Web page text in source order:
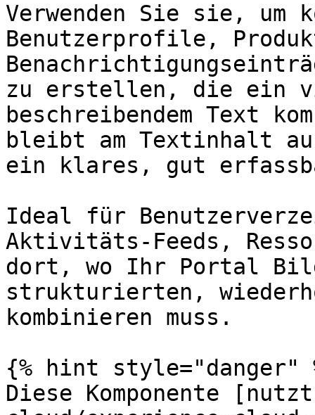
Verwenden Sie sie, um
Benutzerprofile,
zu erstellen, die ein
beschreibendem Text
bleibt am Textinhalt
ein klares, gut
Ideal für
Aktivitäts-Feeds,
dort, wo Ihr Portal
strukturierten,
kombinieren muss.
{% hint style="danger"
Diese Komponente